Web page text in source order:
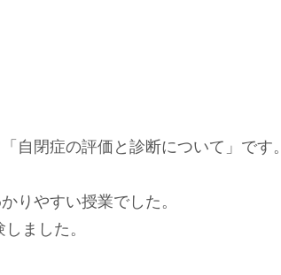
自閉症の評価と診断について」です。
りやすい授業でした。
ました。